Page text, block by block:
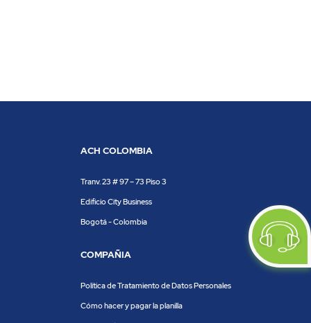
ACH COLOMBIA
Tranv. 23 # 97 – 73 Piso 3
Edificio City Business
Bogotá - Colombia
COMPAÑIA
Política de Tratamiento de Datos Personales
Cómo hacer y pagar la planilla